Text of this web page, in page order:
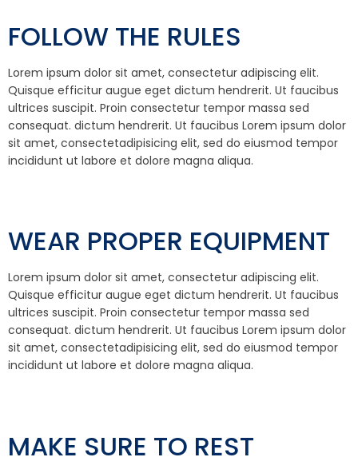
FOLLOW THE RULES
Lorem ipsum dolor sit amet, consectetur adipiscing elit.
Quisque efficitur augue eget dictum hendrerit. Ut faucibus
ultrices suscipit. Proin consectetur tempor massa sed
consequat. dictum hendrerit. Ut faucibus Lorem ipsum dolor
sit amet, consectetadipisicing elit, sed do eiusmod tempor
incididunt ut labore et dolore magna aliqua.
WEAR PROPER EQUIPMENT
Lorem ipsum dolor sit amet, consectetur adipiscing elit.
Quisque efficitur augue eget dictum hendrerit. Ut faucibus
ultrices suscipit. Proin consectetur tempor massa sed
consequat. dictum hendrerit. Ut faucibus Lorem ipsum dolor
sit amet, consectetadipisicing elit, sed do eiusmod tempor
incididunt ut labore et dolore magna aliqua.
MAKE SURE TO REST